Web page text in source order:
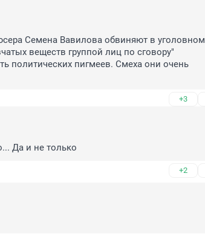
Семена Вавилова обвиняют в уголовном
веществ группой лиц по сговору"
политических пигмеев. Смеха они очень
+3
Да и не только
+2